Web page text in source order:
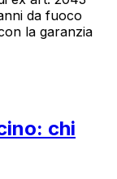
da fuoco
la garanzia
chi